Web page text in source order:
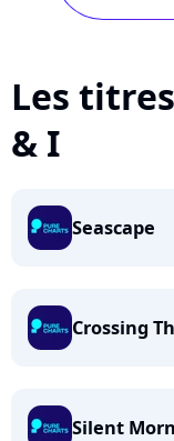
Les
& I
Seascape
Crossing
Silent